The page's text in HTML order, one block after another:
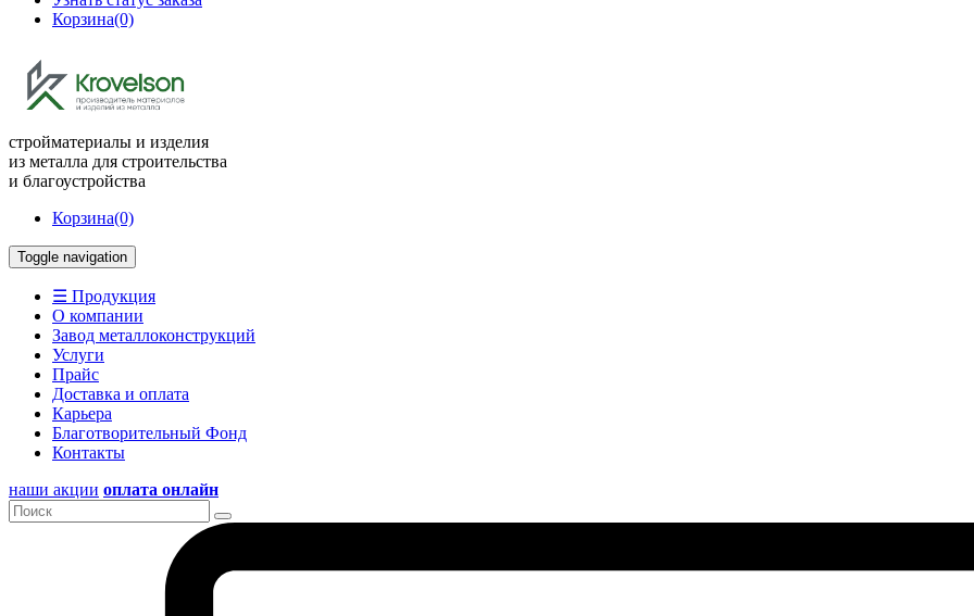
Корзина(0)
стройматериалы и изделия
из металла для строительства
и благоустройства
Корзина(0)
Toggle navigation
☰ Продукция
О компании
Завод металлоконструкций
Услуги
Прайс
Доставка и оплата
Карьера
Благотворительный Фонд
Контакты
наши акции оплата онлайн